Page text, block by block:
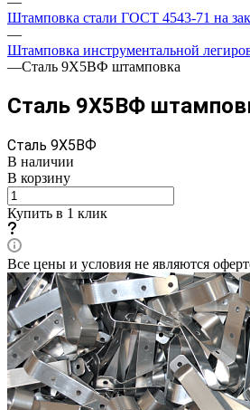
Штамповка стали ГОСТ 4543-71 на
—
Штамповка инструментальной
—Сталь 9Х5ВФ штамповка
Сталь 9Х5ВФ
Сталь 9Х5ВФ
В наличии
В корзину
Купить в 1 клик
Все цены и условия не являются